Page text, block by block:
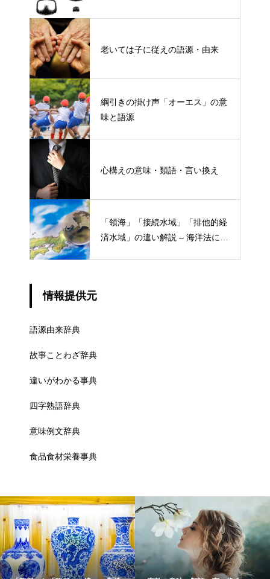
老いては子に従えの語源・由来
綱引きの掛け声「オーエス」の意
味と語源
心構えの意味・類語・言い換え
「領海」「接続水域」「排他的経
済水域」の違い解説 – 海洋法にお
情報提供元
語源由来辞典
故事ことわざ辞典
違いがわかる事典
四字熟語辞典
意味例文辞典
食品食材栄養事典